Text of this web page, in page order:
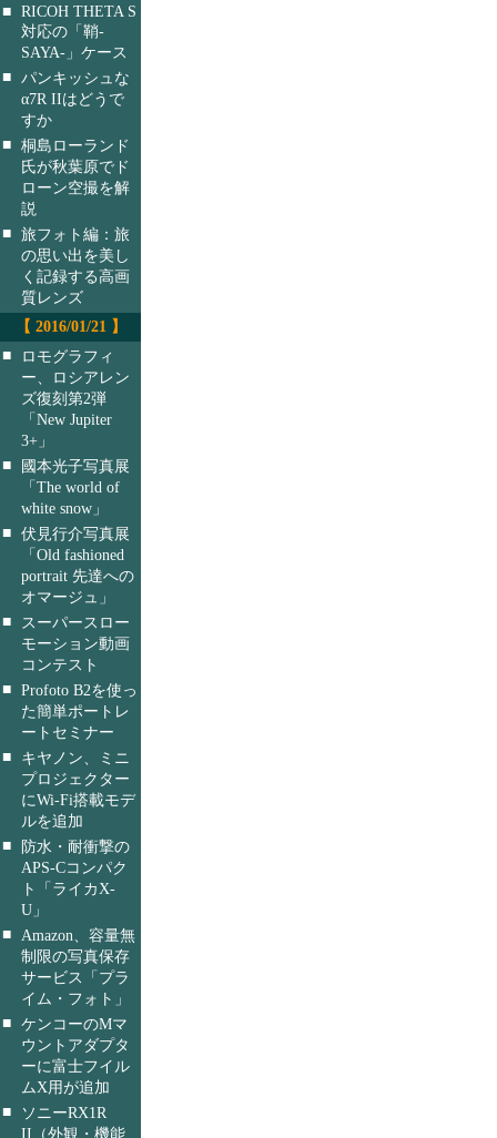
■ RICOH THETA S
対応の「鞘-
SAYA-」ケース
■ パンキッシュな
α7R IIはどうで
すか
■ 桐島ローランド
氏が秋葉原でド
ローン空撮を解
説
■ 旅フォト編：旅
の思い出を美し
く記録する高画
質レンズ
【 2016/01/21 】
■
ロモグラフィ
ー、ロシアレン
ズ復刻第2弾
「New Jupiter
3+」
■
國本光子写真展
「The world of
white snow」
■ 伏見行介写真展
「Old fashioned
portrait 先達への
オマージュ」
■
スーパースロー
モーション動画
コンテスト
■ Profoto B2を使っ
た簡単ポートレ
ートセミナー
■
キヤノン、ミニ
プロジェクター
にWi-Fi搭載モデ
ルを追加
■
防水・耐衝撃の
APS-Cコンパク
ト「ライカX-
U」
■
Amazon、容量無
制限の写真保存
サービス「プラ
イム・フォト」
■ ケンコーのMマ
ウントアダプタ
ーに富士フイル
ムX用が追加
■
ソニーRX1R
II（外観・機能